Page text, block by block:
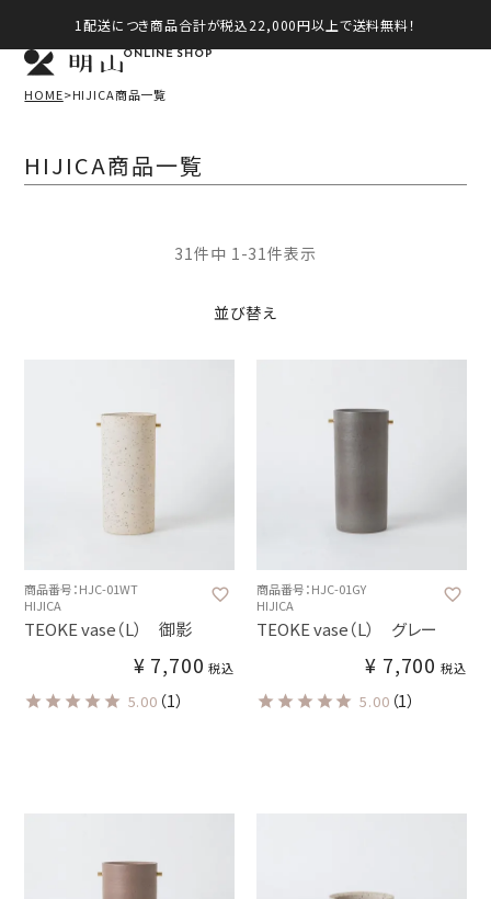
1配送につき商品合計が税込22,000円以上で送料無料！
ONLINE SHOP
HOME HIJICA商品一覧
HIJICA商品一覧
並び替え
31件中 1 -31件表示
商品番号：HJC-01WT
HIJICA
TEOKE vase（L） 御影
¥ 7,700 税込
5.00 （1）
商品番号：HJC-01GY
HIJICA
TEOKE vase（L） グレー
¥ 7,700 税込
5.00 （1）